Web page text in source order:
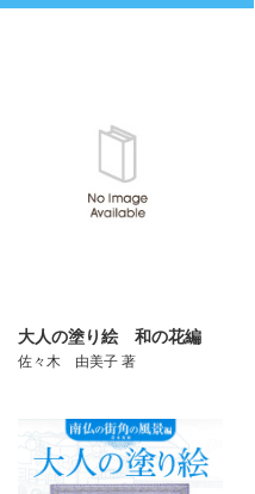
大人の塗り絵 和の花編
佐々木 由美子 著